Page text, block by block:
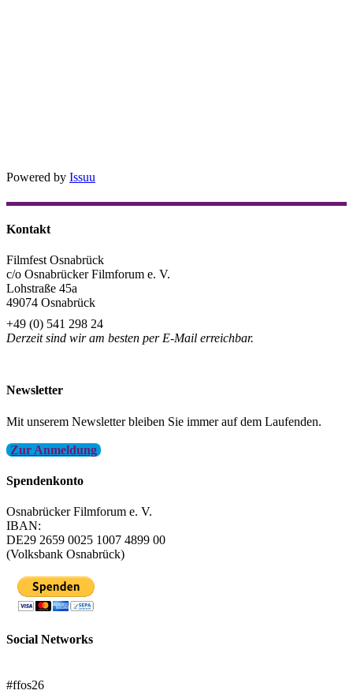
Powered by Issuu
Kontakt
Filmfest Osnabrück
c/o Osnabrücker Filmforum e. V.
Lohstraße 45a
49074 Osnabrück
+49 (0) 541 298 24
Derzeit sind wir am besten per E-Mail erreichbar.
Newsletter
Mit unserem Newsletter bleiben Sie immer auf dem Laufenden.
Zur Anmeldung
Spendenkonto
Osnabrücker Filmforum e. V.
IBAN:
DE29 2659 0025 1007 4899 00
(Volksbank Osnabrück)
Social Networks
#ffos26